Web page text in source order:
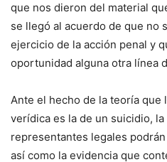
que nos dieron del material
se llegó al acuerdo de que no
ejercicio de la acción penal y
oportunidad alguna otra línea
Ante el hecho de la teoría que
verídica es la de un suicidio, la
representantes legales
así como la evidencia que